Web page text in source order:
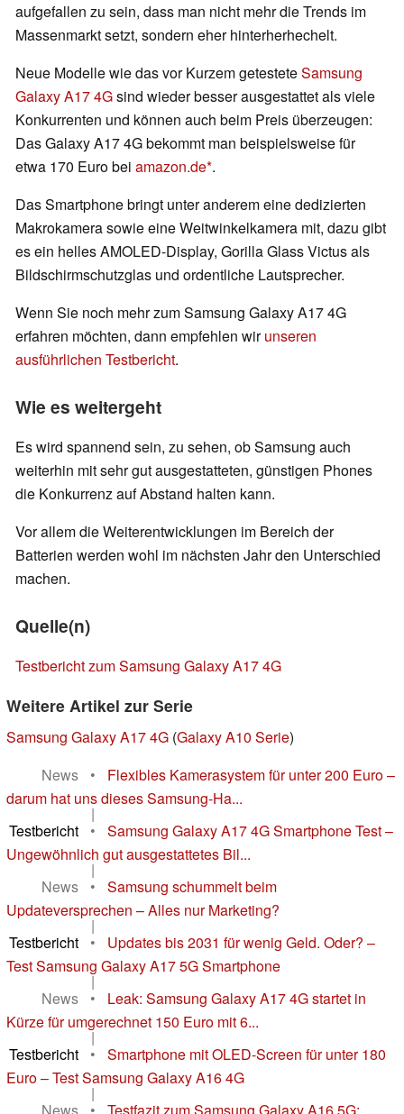
aufgefallen zu sein, dass man nicht mehr die Trends im
Massenmarkt setzt, sondern eher hinterherhechelt.
Neue Modelle wie das vor Kurzem getesteteSamsung
Galaxy A17 4Gsind wieder besser ausgestattet als viele
Konkurrenten und können auch beim Preis überzeugen:
Das Galaxy A17 4G bekommt man beispielsweise für
etwa 170 Euro bei amazon.de .
Das Smartphone bringt unter anderem eine dedizierten
Makrokamera sowie eine Weitwinkelkamera mit, dazu gibt
es ein helles AMOLED-Display, Gorilla Glass Victus als
Bildschirmschutzglas und ordentliche Lautsprecher.
Wenn Sie noch mehr zum Samsung Galaxy A17 4G
erfahren möchten, dann empfehlen wirunseren
ausführlichen Testbericht.
Wie es weitergeht
Es wird spannend sein, zu sehen, ob Samsung auch
weiterhin mit sehr gut ausgestatteten, günstigen Phones
die Konkurrenz auf Abstand halten kann.
Vor allem die Weiterentwicklungen im Bereich der
Batterien werden wohl im nächsten Jahr den Unterschied
machen.
Quelle(n)
Testbericht zum Samsung Galaxy A17 4G
Weitere Artikel zur Serie
Samsung Galaxy A17 4G (Galaxy A10 Serie)
News
•
Flexibles Kamerasystem für unter 200 Euro –
darum hat uns dieses Samsung-Ha...
|
Testbericht
•
Samsung Galaxy A17 4G Smartphone Test –
Ungewöhnlich gut ausgestattetes Bil...
|
News
•
Samsung schummelt beim
Updateversprechen – Alles nur Marketing?
|
Testbericht
•
Updates bis 2031 für wenig Geld. Oder? –
Test Samsung Galaxy A17 5G Smartphone
|
News
•
Leak: Samsung Galaxy A17 4G startet in
Kürze für umgerechnet 150 Euro mit 6...
|
Testbericht
•
Smartphone mit OLED-Screen für unter 180
Euro – Test Samsung Galaxy A16 4G
|